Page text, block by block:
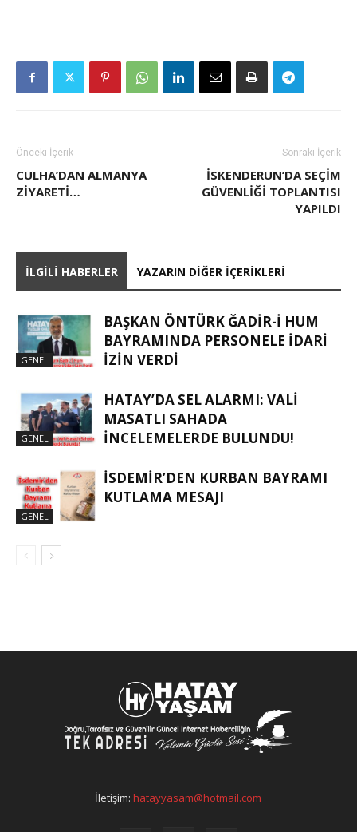
Önceki İçerik
CULHA’DAN ALMANYA
ZIYARETI…
Sonraki İçerik
İSKENDERUN’DA SEÇIM
GÜVENLIĞI TOPLANTISI
YAPILDI
İLGILI HABERLER YAZARIN DIĞER İÇERIKLERI
GENEL
BAŞKAN ÖNTÜRK ĞADIR-İ HUM
BAYRAMINDA PERSONELE İDARI
İZIN VERDI
GENEL
HATAY’DA SEL ALARMI: VALI
MASATLI SAHADA
İNCELEMELERDE BULUNDU!
GENEL
İSDEMIR’DEN KURBAN BAYRAMI
KUTLAMA MESAJI
İletişim:hatayyasam@hotmail.com